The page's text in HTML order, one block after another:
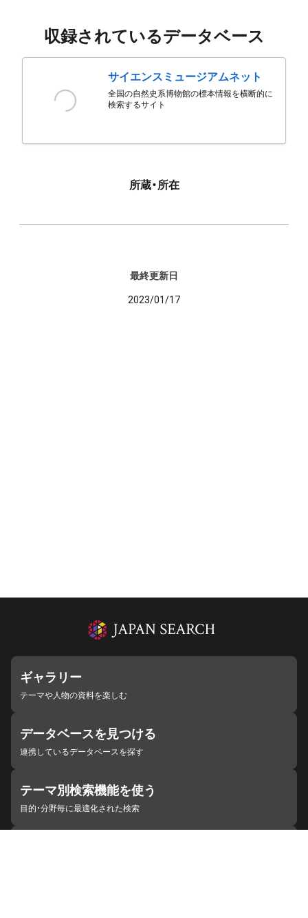
収録されているデータベース
サイエンスミュージアムネット
全国の自然史系博物館の標本情報を横断的に
検索するサイト
所蔵・所在
最終更新日
2023/01/17
ギャラリー
テーマや人物の資料を楽しむ
データベースを見つける
連携しているデータベースを探す
テーマ別検索機能を使う
目的・分野毎に最適化された検索